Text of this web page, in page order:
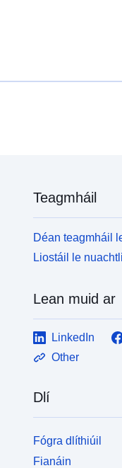
Teagmháil
Déan teagmháil
Liostáil le
Lean muid ar
LinkedIn
Other
Dlí
Fógra dlíthiúil
Fianáin